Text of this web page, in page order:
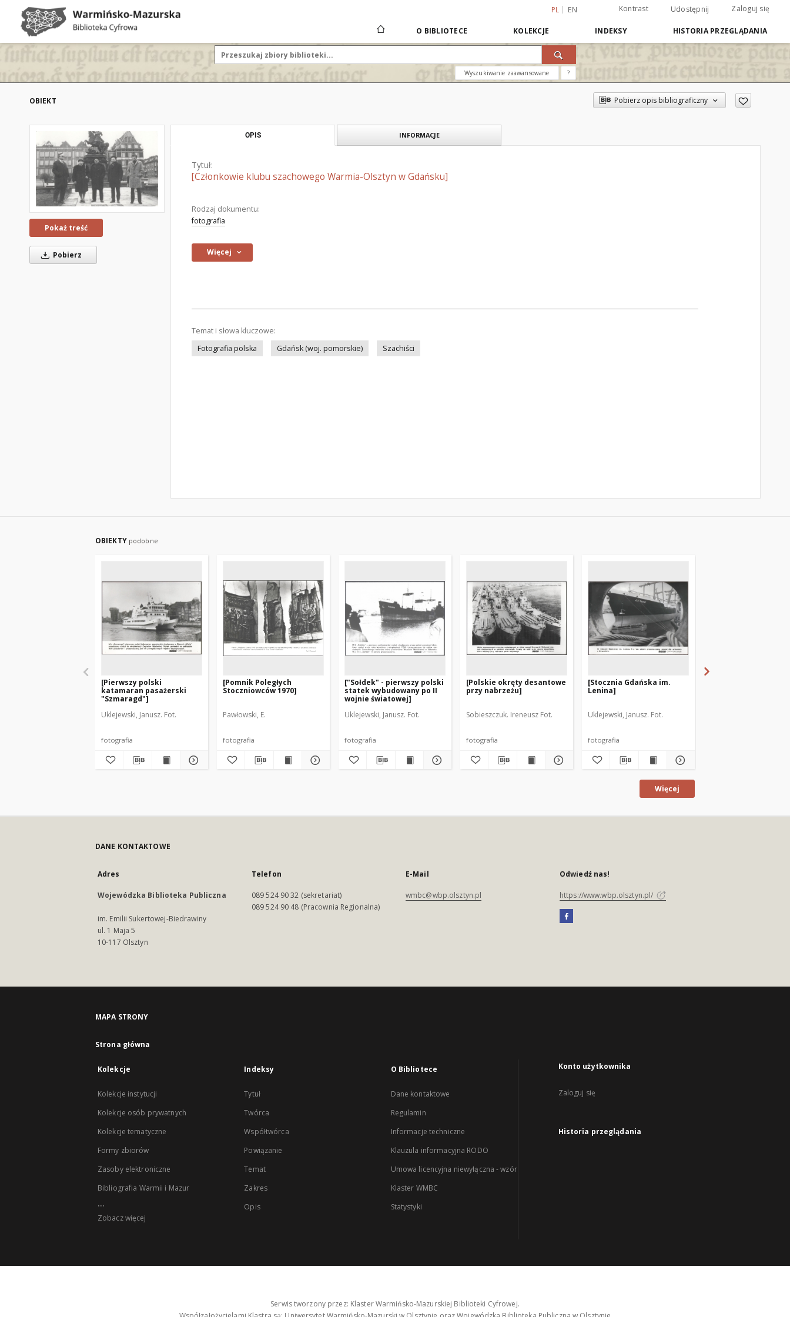
PL EN Kontrast Udostępnij Zaloguj się
O BIBLIOTECE KOLEKCJE INDEKSY HISTORIA PRZEGLĄDANIA
Wyszukiwanie zaawansowane ?
OBIEKT Pobierz opis bibliograficzny
Pokaż treść
Pobierz
OPIS INFORMACJE
Tytuł:
[Członkowie klubu szachowego Warmia-Olsztyn w Gdańsku]
Rodzaj dokumentu:
fotografia
Więcej
Temat i słowa kluczowe:
Fotografia polska
Gdańsk (woj. pomorskie) Szachiści
OBIEKTY podobne
[Pierwszy polski
katamaran pasażerski
"Szmaragd"]
Uklejewski, Janusz. Fot.
fotografia
[Pomnik Poległych
Stoczniowców 1970]
Pawłowski, E.
fotografia
["Sołdek" - pierwszy polski
statek wybudowany po II
wojnie światowej]
Uklejewski, Janusz. Fot.
fotografia
[Polskie okręty desantowe
przy nabrzeżu]
Sobieszczuk. Ireneusz Fot.
fotografia
[Stocznia Gdańska im.
Lenina]
Uklejewski, Janusz. Fot.
fotografia
Więcej
DANE KONTAKTOWE
Adres
Wojewódzka Biblioteka Publiczna
im. Emilii Sukertowej-Biedrawiny
ul. 1 Maja 5
10-117 Olsztyn
Telefon
089 524 90 32 (sekretariat)
089 524 90 48 (Pracownia Regionalna)
E-Mail
wmbc@wbp.olsztyn.pl
Odwiedź nas!
https://www.wbp.olsztyn.pl/
MAPA STRONY
Strona główna
Kolekcje
Kolekcje instytucji
Kolekcje osób prywatnych
Kolekcje tematyczne
Formy zbiorów
Zasoby elektroniczne
Bibliografia Warmii i Mazur
...
Zobacz więcej
Indeksy
Tytuł
Twórca
Współtwórca
Powiązanie
Temat
Zakres
Opis
O Bibliotece
Dane kontaktowe
Regulamin
Informacje techniczne
Klauzula informacyjna RODO
Umowa licencyjna niewyłączna - wzór
Klaster WMBC
Statystyki
Konto użytkownika
Zaloguj się
Historia przeglądania
Serwis tworzony przez: Klaster Warmińsko-Mazurskiej Biblioteki Cyfrowej.